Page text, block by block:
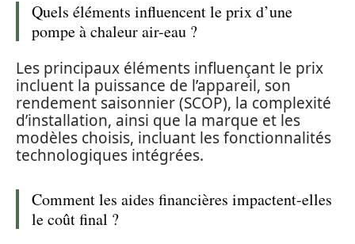
Quels éléments influencent le prix d’une
pompe à chaleur air-eau ?
Les principaux éléments influençant le prix
incluent la puissance de l’appareil, son
rendement saisonnier (SCOP), la complexité
d’installation, ainsi que la marque et les
modèles choisis, incluant les fonctionnalités
technologiques intégrées.
Comment les aides financières impactent-elles
le coût final ?